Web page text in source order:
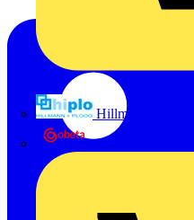
Hillmann &
Oskar Böttcher